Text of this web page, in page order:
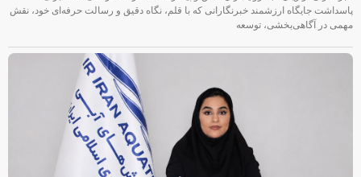
پاسداشت جایگاه ارزشمند خبرنگارانی که با قلم، نگاه دقیق و رسالت حرفه‌ای خود، نقش
مهمی در آگاهی‌بخشی، توسعه